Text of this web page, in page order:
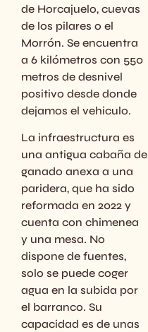
de Horcajuelo, cuevas
de los pilares o el
Morrón. Se encuentra
a 6 kilómetros con 550
metros de desnivel
positivo desde donde
dejamos el vehiculo.
La infraestructura es
una antigua cabaña de
ganado anexa a una
paridera, que ha sido
reformada en 2022 y
cuenta con chimenea
y una mesa. No
dispone de fuentes,
solo se puede coger
agua en la subida por
el barranco. Su
capacidad es de unas